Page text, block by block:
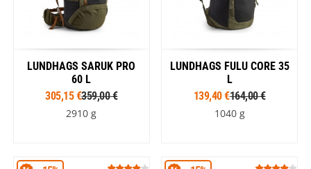
LUNDHAGS SARUK PRO
60 L
305,15 €359,00 €
2910 g
LUNDHAGS FULU CORE 35
L
139,40 €164,00 €
1040 g